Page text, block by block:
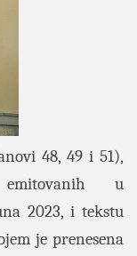
48, 49 i 51),
u
2023, i tekstu
je prenesena